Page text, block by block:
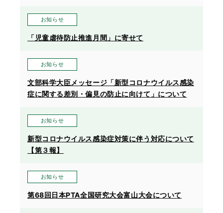
お知らせ
「児童虐待防止推進月間」に寄せて
お知らせ
文部科学大臣メッセージ「新型コロナウイルス感染
症に関する差別・偏見の防止に向けて」について
お知らせ
新型コロナウイルス感染症対策に伴う対応について
【第３報】
お知らせ
第68回日本PTA全国研究大会富山大会について